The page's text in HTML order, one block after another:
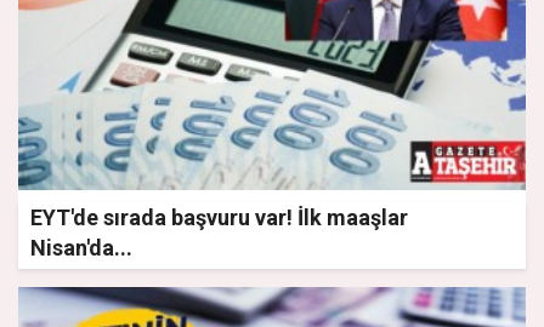
EYT'de sırada başvuru var! İlk maaşlar
Nisan'da...